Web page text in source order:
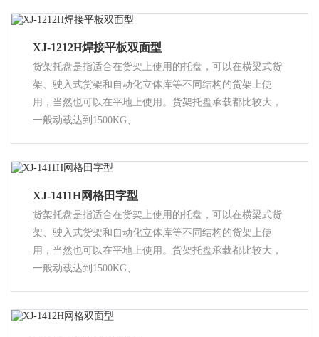
XJ-1212H焊接平板双面型
货架托盘是指适合在货架上使用的托盘，可以在横梁式货
架、驶入式货架和自动化立体库等不同结构的货架上使
用，当然也可以在平地上使用。货架托盘承载都比较大，
一般动载达到1500KG、
XJ-1411H网格田字型
货架托盘是指适合在货架上使用的托盘，可以在横梁式货
架、驶入式货架和自动化立体库等不同结构的货架上使
用，当然也可以在平地上使用。货架托盘承载都比较大，
一般动载达到1500KG、